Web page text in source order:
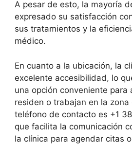
A pesar de esto, la mayoría
expresado su satisfacción
sus tratamientos y la
médico.
En cuanto a la ubicación, la
excelente accesibilidad, lo
una opción conveniente para
residen o trabajan en la zona
teléfono de contacto es +1
que facilita la comunicación
la clínica para agendar citas